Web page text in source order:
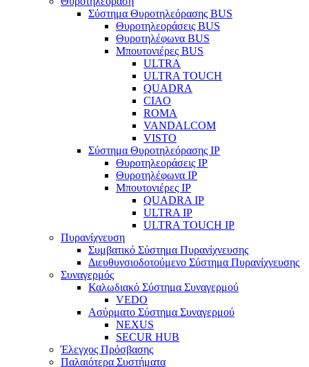
Σύστημα Θυροτηλεόρασης BUS
Θυροτηλεοράσεις BUS
Θυροτηλέφωνα BUS
Μπουτονιέρες BUS
ULTRA
ULTRA TOUCH
QUADRA
CIAO
ROMA
VANDALCOM
VISTO
Σύστημα Θυροτηλεόρασης IP
Θυροτηλεοράσεις IP
Θυροτηλέφωνα IP
Μπουτονιέρες IP
QUADRA IP
ULTRA IP
ULTRA TOUCH IP
Πυρανίχνευση
Συμβατικό Σύστημα Πυρανίχνευσης
Διευθυνσιοδοτούμενο Σύστημα Πυρανίχνευσης
Συναγερμός
Καλωδιακό Σύστημα Συναγερμού
VEDO
Ασύρματο Σύστημα Συναγερμού
NEXUS
SECUR HUB
Έλεγχος Πρόσβασης
Παλαιότερα Συστήματα